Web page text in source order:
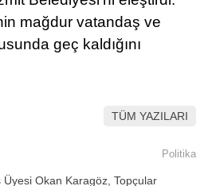
mağdur vatandaş ve
geç kaldığını
TÜM YAZILARI
Politika